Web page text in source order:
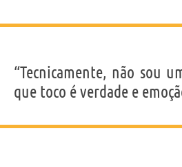
“Tecnicamente, não sou
que toco é verdade e